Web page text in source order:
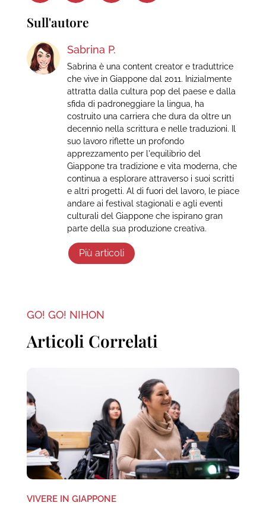
Sull'autore
Sabrina P.
Sabrina è una content creator e traduttrice
che vive in Giappone dal 2011. Inizialmente
attratta dalla cultura pop del paese e dalla
sfida di padroneggiare la lingua, ha
costruito una carriera che dura da oltre un
decennio nella scrittura e nelle traduzioni. Il
suo lavoro riflette un profondo
apprezzamento per l'equilibrio del
Giappone tra tradizione e vita moderna, che
continua a esplorare attraverso i suoi scritti
e altri progetti. Al di fuori del lavoro, le piace
andare ai festival stagionali e agli eventi
culturali del Giappone che ispirano gran
parte della sua produzione creativa.
Più articoli
GO! GO! NIHON
Articoli Correlati
VIVERE IN GIAPPONE